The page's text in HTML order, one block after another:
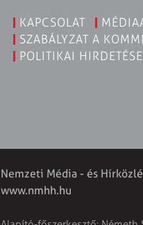
KAPCSOLAT
SZABÁLYZAT A
POLITIKAI
Nemzeti Média - és
www.nmhh.hu